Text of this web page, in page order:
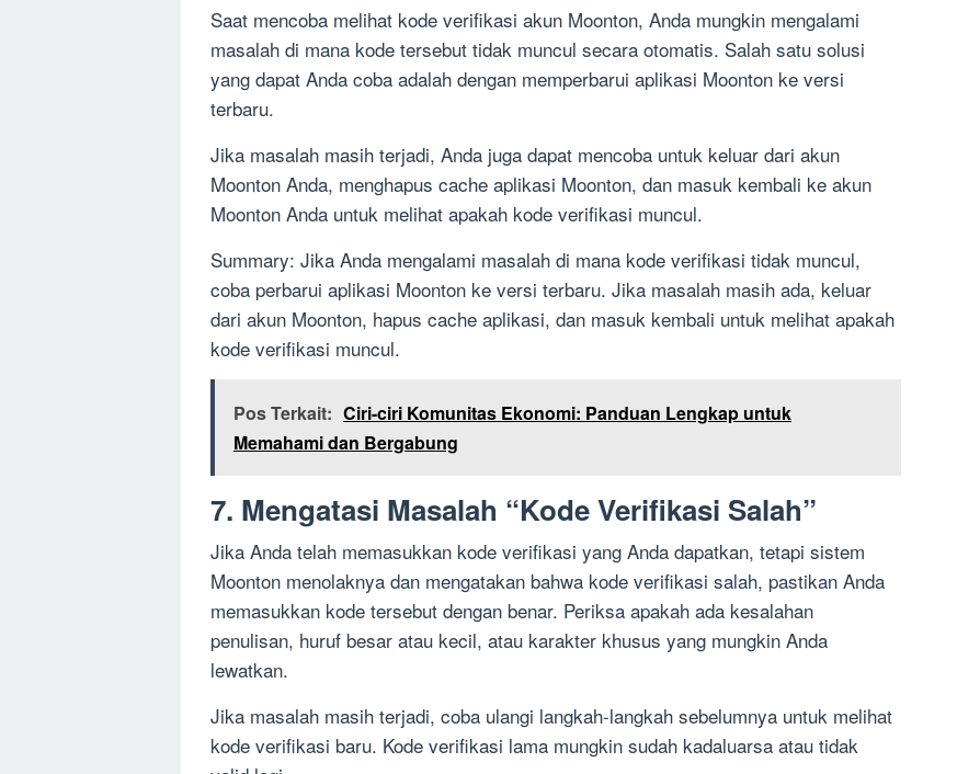
Saat mencoba melihat kode verifikasi akun Moonton, Anda mungkin mengalami
masalah di mana kode tersebut tidak muncul secara otomatis. Salah satu solusi
yang dapat Anda coba adalah dengan memperbarui aplikasi Moonton ke versi
terbaru.
Jika masalah masih terjadi, Anda juga dapat mencoba untuk keluar dari akun
Moonton Anda, menghapus cache aplikasi Moonton, dan masuk kembali ke akun
Moonton Anda untuk melihat apakah kode verifikasi muncul.
Summary: Jika Anda mengalami masalah di mana kode verifikasi tidak muncul,
coba perbarui aplikasi Moonton ke versi terbaru. Jika masalah masih ada, keluar
dari akun Moonton, hapus cache aplikasi, dan masuk kembali untuk melihat apakah
kode verifikasi muncul.
Pos Terkait: Ciri-ciri Komunitas Ekonomi: Panduan Lengkap untuk
Memahami dan Bergabung
7. Mengatasi Masalah “Kode Verifikasi Salah”
Jika Anda telah memasukkan kode verifikasi yang Anda dapatkan, tetapi sistem
Moonton menolaknya dan mengatakan bahwa kode verifikasi salah, pastikan Anda
memasukkan kode tersebut dengan benar. Periksa apakah ada kesalahan
penulisan, huruf besar atau kecil, atau karakter khusus yang mungkin Anda
lewatkan.
Jika masalah masih terjadi, coba ulangi langkah-langkah sebelumnya untuk melihat
kode verifikasi baru. Kode verifikasi lama mungkin sudah kadaluarsa atau tidak